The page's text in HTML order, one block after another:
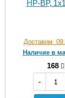
НР-ВР,
Доставим
Наличие в
168
-